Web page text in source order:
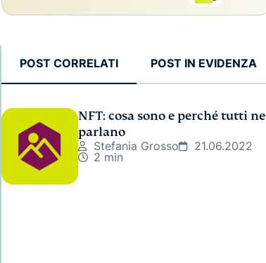
POST CORRELATI POST IN EVIDENZA
NFT: cosa sono e perché tutti ne
parlano
Stefania Grosso
21.06.2022
2 min